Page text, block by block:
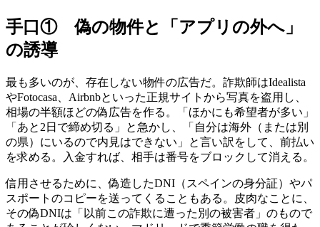
手口① 偽の物件と「アプリの外へ」
の誘導
最も多いのが、存在しない物件の広告だ。詐欺師はIdealista
やFotocasa、Airbnbといった正規サイトから写真を盗用し、
相場の半額ほどの偽広告を作る。「ほかにも希望者が多い」
「あと2日で締め切る」と急かし、「自分は海外（または別
の県）にいるので内見はできない」と言い訳をして、前払い
を求める。入金すれば、相手は番号をブロックして消える。
信用させるために、偽造したDNI（スペインの身分証）やパ
スポートのコピーを送ってくることもある。皮肉なことに、
その偽DNIは「以前この詐欺に遭った別の被害者」のもので